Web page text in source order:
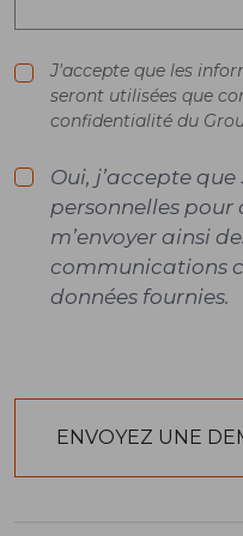
J'accepte que les
seront utilisées que
confidentialité du
Oui, j’accepte
personnelles
m’envoyer ainsi
communications
données fournies.